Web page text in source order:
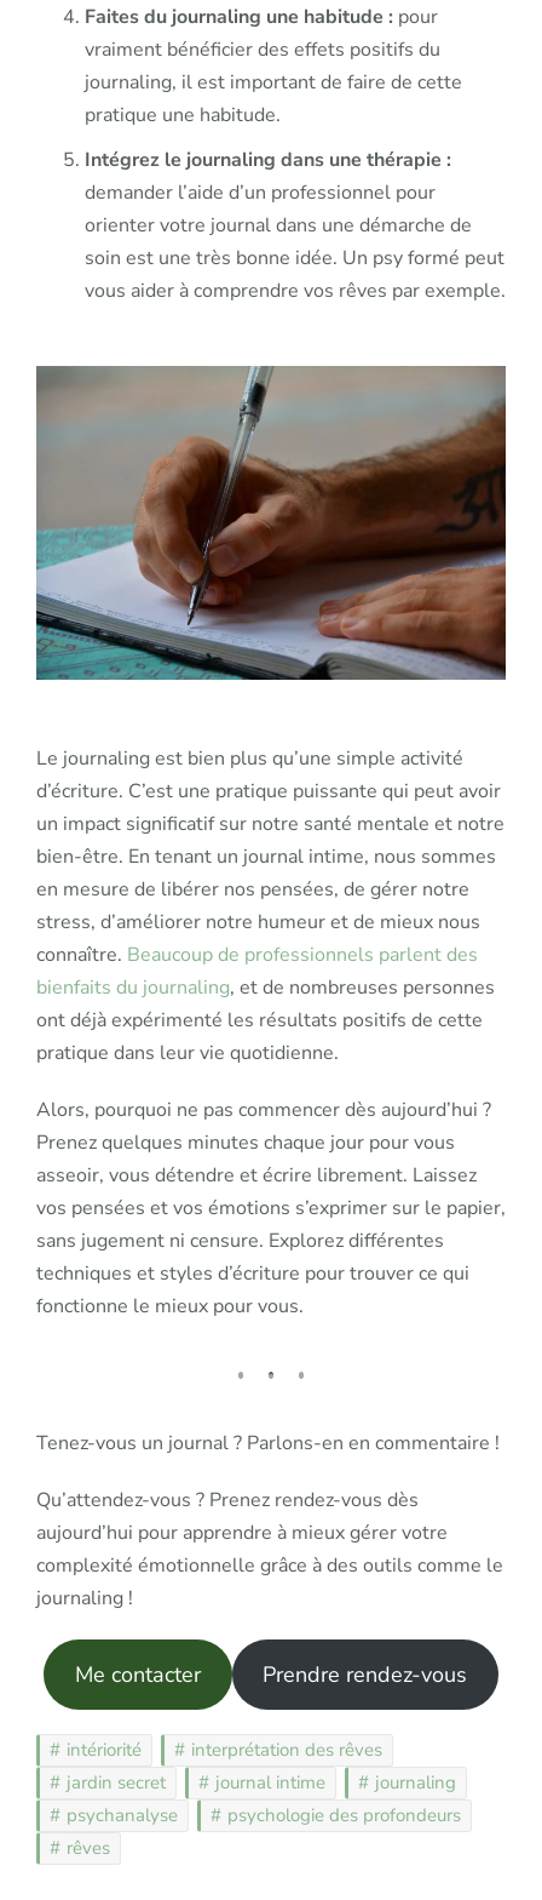
Faites du journaling une habitude : pour
vraiment bénéficier des effets positifs du
journaling, il est important de faire de cette
pratique une habitude.
Intégrez le journaling dans une thérapie :
demander l’aide d’un professionnel pour
orienter votre journal dans une démarche de
soin est une très bonne idée. Un psy formé peut
vous aider à comprendre vos rêves par exemple.
Le journaling est bien plus qu’une simple activité
d’écriture. C’est une pratique puissante qui peut avoir
un impact significatif sur notre santé mentale et notre
bien-être. En tenant un journal intime, nous sommes
en mesure de libérer nos pensées, de gérer notre
stress, d’améliorer notre humeur et de mieux nous
connaître. Beaucoup de professionnels parlent des
bienfaits du journaling, et de nombreuses personnes
ont déjà expérimenté les résultats positifs de cette
pratique dans leur vie quotidienne.
Alors, pourquoi ne pas commencer dès aujourd’hui ?
Prenez quelques minutes chaque jour pour vous
asseoir, vous détendre et écrire librement. Laissez
vos pensées et vos émotions s’exprimer sur le papier,
sans jugement ni censure. Explorez différentes
techniques et styles d’écriture pour trouver ce qui
fonctionne le mieux pour vous.
Tenez-vous un journal ? Parlons-en en commentaire !
Qu’attendez-vous ? Prenez rendez-vous dès
aujourd’hui pour apprendre à mieux gérer votre
complexité émotionnelle grâce à des outils comme le
journaling !
Me contacter Prendre rendez-vous
intériorité
interprétation des rêves
jardin secret
journal intime
journaling
psychanalyse
psychologie des profondeurs
rêves